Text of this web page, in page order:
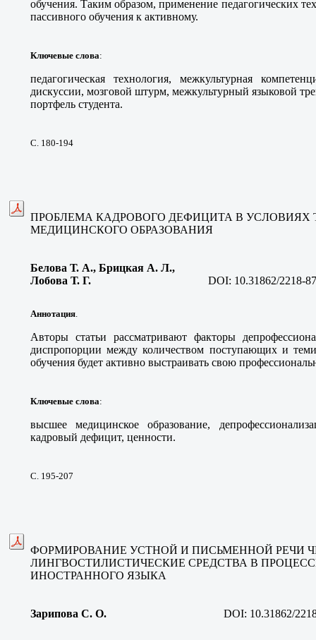
обучения. Таким образом, применение педагогических
пассивного обучения к активному.
Ключевые слова:
педагогическая технология, межкультурная
дискуссии, мозговой штурм, межкультурный языковой
портфель студента.
С. 180-194
ПРОБЛЕМА КАДРОВОГО ДЕФИЦИТА В
МЕДИЦИНСКОГО ОБРАЗОВАНИЯ
Белова Т. А., Брицкая А. Л.,
Лобова Т. Г.
DOI: 10.31862/2218-
Аннотация
Авторы статьи рассматривают факторы
диспропорции между количеством поступающих и
обучения будет активно выстраивать свою
Ключевые слова:
высшее медицинское образование,
кадровый дефицит, ценности.
С. 195-207
ФОРМИРОВАНИЕ УСТНОЙ И ПИСЬМЕННОЙ РЕЧИ
ЛИНГВОСТИЛИСТИЧЕСКИЕ СРЕДСТВА В
ИНОСТРАННОГО ЯЗЫКА
Зарипова С. О. DOI: 10.31862/